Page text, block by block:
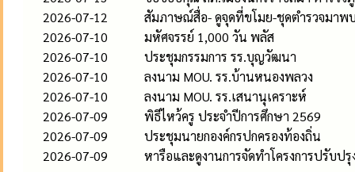
2026-07-12
สัมภาษณ์สื่อ- ดูจุดที่ขโมย-ชุดตำรวจมาพ
2026-07-10
มหัศจรรย์ 1,000 วัน พลัส
2026-07-10
ประชุมกรรมการ รร.บุญวัฒนา
2026-07-10
ลงนาม MOU. รร.บ้านหนองพลวง
2026-07-10
ลงนาม MOU. รร.เสนานุเคราะห์
2026-07-09
พิธีไหว้ครู ประจำปีการศึกษา 2569
2026-07-09
ประชุมนายกองค์กรปกครองท้องถิ่น
2026-07-09
หารือและดูงานการจัดทำโครงการปรับป